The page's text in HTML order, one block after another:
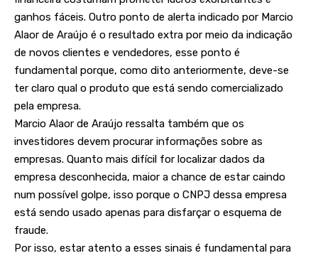
ganhos fáceis. Outro ponto de alerta indicado por Marcio
Alaor de Araújo é o resultado extra por meio da indicação
de novos clientes e vendedores, esse ponto é
fundamental porque, como dito anteriormente, deve-se
ter claro qual o produto que está sendo comercializado
pela empresa.
Marcio Alaor de Araújo ressalta também que os
investidores devem procurar informações sobre as
empresas. Quanto mais difícil for localizar dados da
empresa desconhecida, maior a chance de estar caindo
num possível golpe, isso porque o CNPJ dessa empresa
está sendo usado apenas para disfarçar o esquema de
fraude.
Por isso, estar atento a esses sinais é fundamental para